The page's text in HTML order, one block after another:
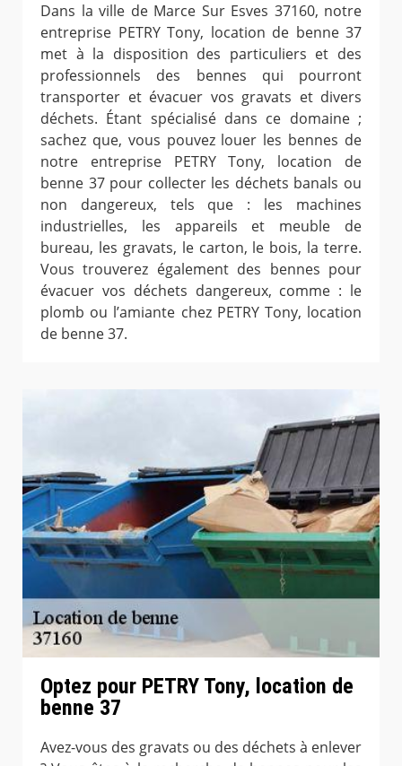
Dans la ville de Marce Sur Esves 37160, notre
entreprise PETRY Tony, location de benne 37
met à la disposition des particuliers et des
professionnels des bennes qui pourront
transporter et évacuer vos gravats et divers
déchets. Étant spécialisé dans ce domaine ;
sachez que, vous pouvez louer les bennes de
notre entreprise PETRY Tony, location de
benne 37 pour collecter les déchets banals ou
non dangereux, tels que : les machines
industrielles, les appareils et meuble de
bureau, les gravats, le carton, le bois, la terre.
Vous trouverez également des bennes pour
évacuer vos déchets dangereux, comme : le
plomb ou l’amiante chez PETRY Tony, location
de benne 37.
Optez pour PETRY Tony, location de
benne 37
Avez-vous des gravats ou des déchets à enlever